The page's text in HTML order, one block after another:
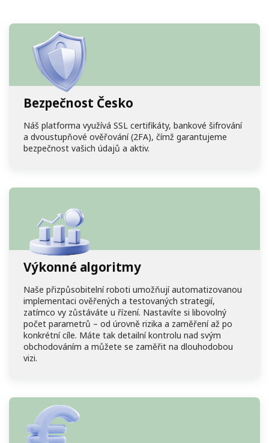
Bezpečnost Česko
Náš platforma využívá SSL certifikáty, bankové šifrování
a dvoustupňové ověřování (2FA), čímž garantujeme
bezpečnost vašich údajů a aktiv.
Výkonné algoritmy
Naše přizpůsobitelní roboti umožňují automatizovanou
implementaci ověřených a testovaných strategií,
zatímco vy zůstáváte u řízení. Nastavíte si libovolný
počet parametrů – od úrovně rizika a zaměření až po
konkrétní cíle. Máte tak detailní kontrolu nad svým
obchodováním a můžete se zaměřit na dlouhodobou
vizi.